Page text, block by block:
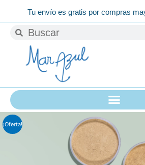
contenido
Tu envío es gratis por compras
BuscarBuscar
¡Oferta!